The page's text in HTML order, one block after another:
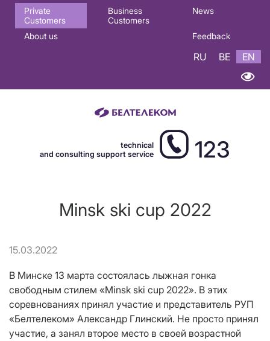
Основная
навигация
Private
Customers
Business
Customers
News
About us Feedback
RU BE EN
technical
and consulting support service
123
Minsk ski cup 2022
15.03.2022
В Минске 13 марта состоялась лыжная гонка
свободным стилем «Minsk ski cup 2022». В этих
соревнованиях принял участие и представитель РУП
«Белтелеком» Александр Глинский. Не просто принял
участие, а занял второе место в своей возрастной